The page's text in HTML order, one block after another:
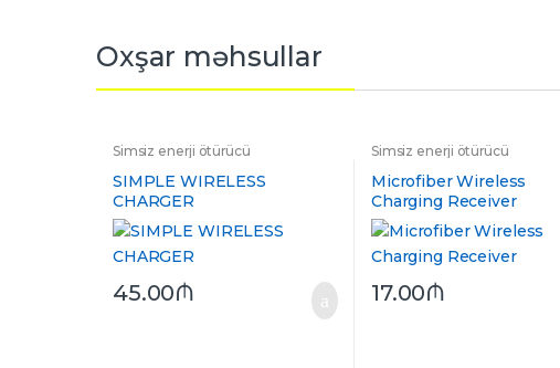
Oxşar məhsullar
Simsiz enerji ötürücü
SIMPLE WIRELESS
CHARGER
45.00₼
Simsiz enerji ötürücü
Microfiber Wireless
Charging Receiver
17.00₼